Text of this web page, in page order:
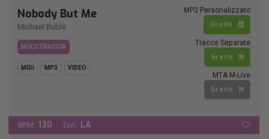
Nobody But Me
Michael Bublè
MULTITRACCIA
MIDI MP3 VIDEO
MP3 Personalizzato
Gratis
Tracce Separate
Gratis
MTA M-Live
Gratis
BPM: 130 Ton.: LA